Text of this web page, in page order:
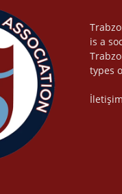
is a
types